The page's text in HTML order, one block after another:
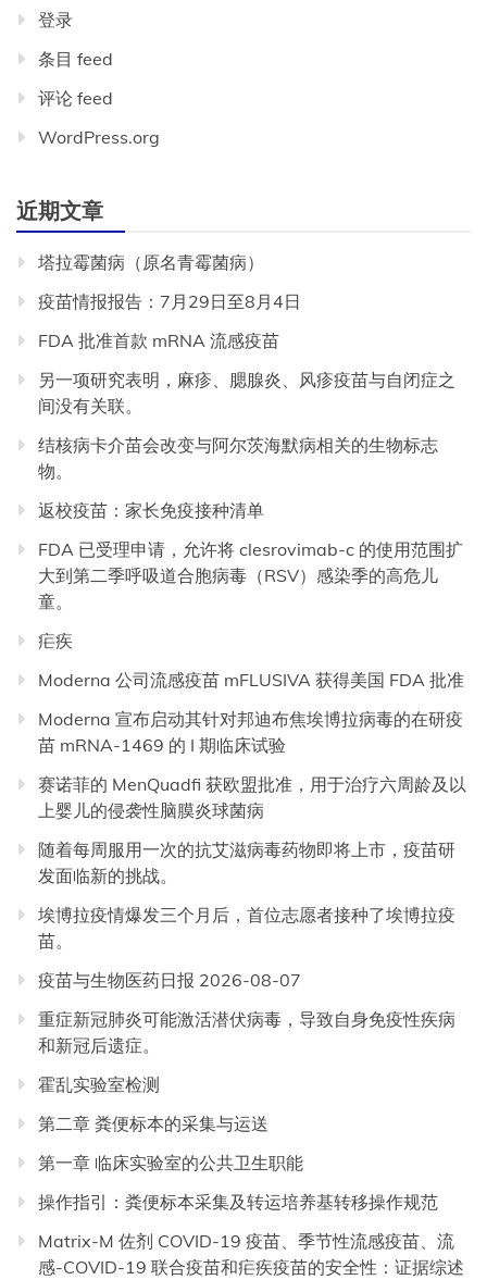
登录
条目 feed
评论 feed
WordPress.org
近期文章
塔拉霉菌病（原名青霉菌病）
疫苗情报报告：7月29日至8月4日
FDA 批准首款 mRNA 流感疫苗
另一项研究表明，麻疹、腮腺炎、风疹疫苗与自闭症之
间没有关联。
结核病卡介苗会改变与阿尔茨海默病相关的生物标志
物。
返校疫苗：家长免疫接种清单
FDA 已受理申请，允许将 clesrovimab-c 的使用范围扩
大到第二季呼吸道合胞病毒（RSV）感染季的高危儿
童。
疟疾
Moderna 公司流感疫苗 mFLUSIVA 获得美国 FDA 批准
Moderna 宣布启动其针对邦迪布焦埃博拉病毒的在研疫
苗 mRNA-1469 的 I 期临床试验
赛诺菲的 MenQuadfi 获欧盟批准，用于治疗六周龄及以
上婴儿的侵袭性脑膜炎球菌病
随着每周服用一次的抗艾滋病毒药物即将上市，疫苗研
发面临新的挑战。
埃博拉疫情爆发三个月后，首位志愿者接种了埃博拉疫
苗。
疫苗与生物医药日报 2026-08-07
重症新冠肺炎可能激活潜伏病毒，导致自身免疫性疾病
和新冠后遗症。
霍乱实验室检测
第二章 粪便标本的采集与运送
第一章 临床实验室的公共卫生职能
操作指引：粪便标本采集及转运培养基转移操作规范
Matrix-M 佐剂 COVID-19 疫苗、季节性流感疫苗、流
感-COVID-19 联合疫苗和疟疾疫苗的安全性：证据综述